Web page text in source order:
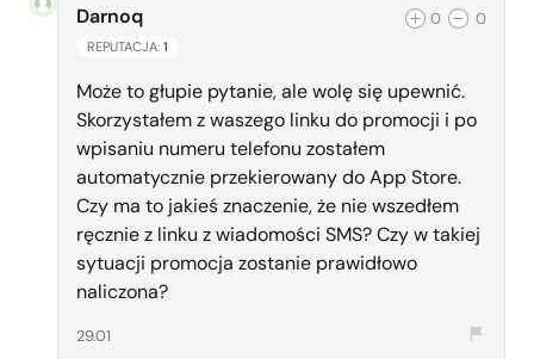
Darnoq
REPUTACJA: 1
0 0
Może to głupie pytanie, ale wolę się upewnić.
Skorzystałem z waszego linku do promocji i po
wpisaniu numeru telefonu zostałem
automatycznie przekierowany do App Store.
Czy ma to jakieś znaczenie, że nie wszedłem
ręcznie z linku z wiadomości SMS? Czy w takiej
sytuacji promocja zostanie prawidłowo
naliczona?
29.01